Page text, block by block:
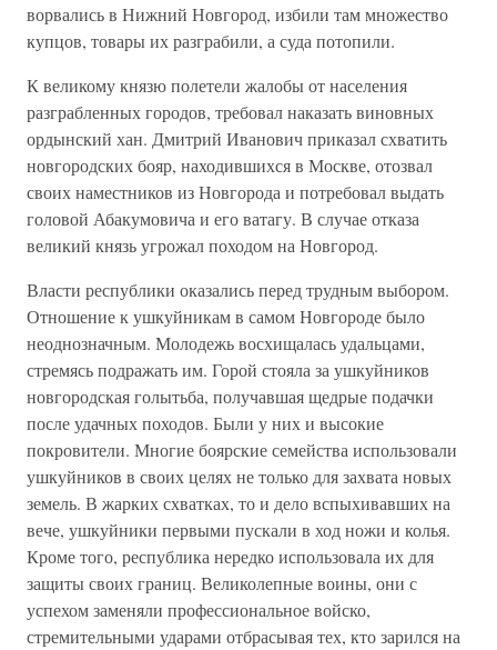
ворвались в Нижний Новгород, избили там множество
купцов, товары их разграбили, а суда потопили.
К великому князю полетели жалобы от населения
разграбленных городов, требовал наказать виновных
ордынский хан. Дмитрий Иванович приказал схватить
новгородских бояр, находившихся в Москве, отозвал
своих наместников из Новгорода и потребовал выдать
головой Абакумовича и его ватагу. В случае отказа
великий князь угрожал походом на Новгород.
Власти республики оказались перед трудным выбором.
Отношение к ушкуйникам в самом Новгороде было
неоднозначным. Молодежь восхищалась удальцами,
стремясь подражать им. Горой стояла за ушкуйников
новгородская голытьба, получавшая щедрые подачки
после удачных походов. Были у них и высокие
покровители. Многие боярские семейства использовали
ушкуйников в своих целях не только для захвата новых
земель. В жарких схватках, то и дело вспыхивавших на
вече, ушкуйники первыми пускали в ход ножи и колья.
Кроме того, республика нередко использовала их для
защиты своих границ. Великолепные воины, они с
успехом заменяли профессиональное войско,
стремительными ударами отбрасывая тех, кто зарился на